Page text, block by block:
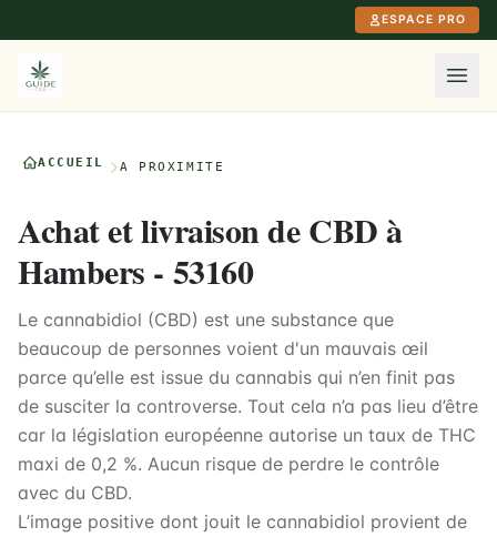
ESPACE PRO
ACCUEIL À PROXIMITÉ
Achat et livraison de CBD à
Hambers - 53160
Le cannabidiol (CBD) est une substance que
beaucoup de personnes voient d'un mauvais œil
parce qu’elle est issue du cannabis qui n’en finit pas
de susciter la controverse. Tout cela n’a pas lieu d’être
car la législation européenne autorise un taux de THC
maxi de 0,2 %. Aucun risque de perdre le contrôle
avec du CBD.
L’image positive dont jouit le cannabidiol provient de